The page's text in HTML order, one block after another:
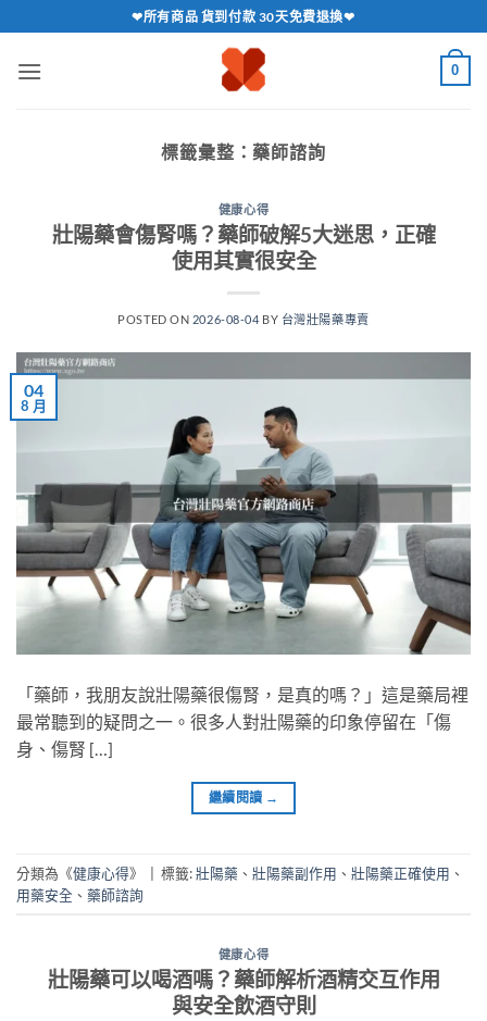
轉
❤所有商品 貨到付款 30天免費退換❤
0
標籤彙整： 藥師諮詢
健康心得
壯陽藥會傷腎嗎？藥師破解5大迷思，正確
使用其實很安全
POSTED ON 2026-08-04 BY 台灣壯陽藥專賣
04
8 月
「藥師，我朋友說壯陽藥很傷腎，是真的嗎？」這是藥局裡
最常聽到的疑問之一。很多人對壯陽藥的印象停留在「傷
身、傷腎 […]
繼續閱讀 →
分類為《健康心得》 標籤:壯陽藥 、 壯陽藥副作用 、 壯陽藥正確使用 、
用藥安全 、 藥師諮詢
健康心得
壯陽藥可以喝酒嗎？藥師解析酒精交互作用
與安全飲酒守則